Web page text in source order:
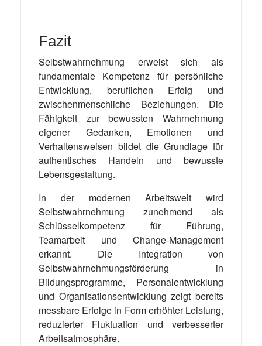
Fazit
Selbstwahrnehmung erweist sich als
fundamentale Kompetenz für persönliche
Entwicklung, beruflichen Erfolg und
zwischenmenschliche Beziehungen. Die
Fähigkeit zur bewussten Wahrnehmung
eigener Gedanken, Emotionen und
Verhaltensweisen bildet die Grundlage für
authentisches Handeln und bewusste
Lebensgestaltung.
In der modernen Arbeitswelt wird
Selbstwahrnehmung zunehmend als
Schlüsselkompetenz für Führung,
Teamarbeit und Change-Management
erkannt. Die Integration von
Selbstwahrnehmungsförderung in
Bildungsprogramme, Personalentwicklung
und Organisationsentwicklung zeigt bereits
messbare Erfolge in Form erhöhter Leistung,
reduzierter Fluktuation und verbesserter
Arbeitsatmosphäre.